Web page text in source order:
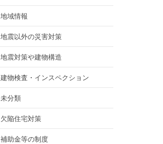
地域情報
地震以外の災害対策
地震対策や建物構造
建物検査・インスペクション
未分類
欠陥住宅対策
補助金等の制度